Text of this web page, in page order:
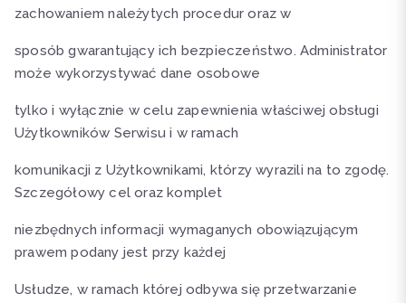
zachowaniem należytych procedur oraz w
sposób gwarantujący ich bezpieczeństwo. Administrator
może wykorzystywać dane osobowe
tylko i wyłącznie w celu zapewnienia właściwej obsługi
Użytkowników Serwisu i w ramach
komunikacji z Użytkownikami, którzy wyrazili na to zgodę.
Szczegółowy cel oraz komplet
niezbędnych informacji wymaganych obowiązującym
prawem podany jest przy każdej
Usłudze, w ramach której odbywa się przetwarzanie